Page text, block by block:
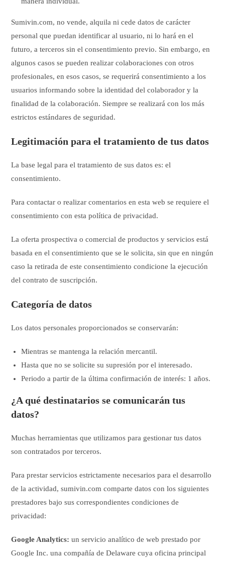
Sumivin.com, no vende, alquila ni cede datos de carácter
personal que puedan identificar al usuario, ni lo hará en el
futuro, a terceros sin el consentimiento previo. Sin embargo, en
algunos casos se pueden realizar colaboraciones con otros
profesionales, en esos casos, se requerirá consentimiento a los
usuarios informando sobre la identidad del colaborador y la
finalidad de la colaboración. Siempre se realizará con los más
estrictos estándares de seguridad.
Legitimación para el tratamiento de tus datos
La base legal para el tratamiento de sus datos es: el
consentimiento.
Para contactar o realizar comentarios en esta web se requiere el
consentimiento con esta política de privacidad.
La oferta prospectiva o comercial de productos y servicios está
basada en el consentimiento que se le solicita, sin que en ningún
caso la retirada de este consentimiento condicione la ejecución
del contrato de suscripción.
Categoría de datos
Los datos personales proporcionados se conservarán:
Mientras se mantenga la relación mercantil.
Hasta que no se solicite su supresión por el interesado.
Periodo a partir de la última confirmación de interés: 1 años.
¿A qué destinatarios se comunicarán tus
datos?
Muchas herramientas que utilizamos para gestionar tus datos
son contratados por terceros.
Para prestar servicios estrictamente necesarios para el desarrollo
de la actividad, sumivin.com comparte datos con los siguientes
prestadores bajo sus correspondientes condiciones de
privacidad:
Google Analytics: un servicio analítico de web prestado por
Google Inc. una compañía de Delaware cuya oficina principal